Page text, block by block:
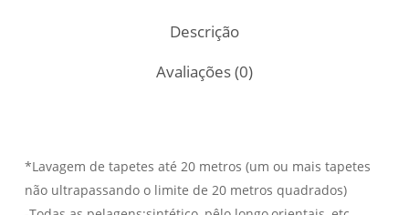
Descrição
Avaliações (0)
*Lavagem de tapetes até 20 metros (um ou mais tapetes
não ultrapassando o limite de 20 metros quadrados)